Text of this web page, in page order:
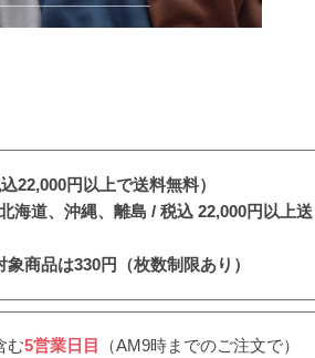
22,000円以上で送料無料）
海道、沖縄、離島 / 税込 22,000円以上送
象商品は330円（枚数制限あり）
む5営業日目 （AM9時までのご注文で）